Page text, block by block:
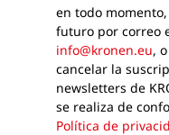
en todo
futuro por correo
info@kronen.eu,
cancelar la
newsletters de
se realiza de
Política de